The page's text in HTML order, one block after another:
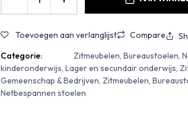
Toevoegen aan verlanglijst Compare
Categorie:
Zitmeubelen, Bureaustoelen,
kinderonderwijs, Lager en secundair onderwijs,
Gemeenschap & Bedrijven, Zitmeubelen,
Netbespannen stoelen